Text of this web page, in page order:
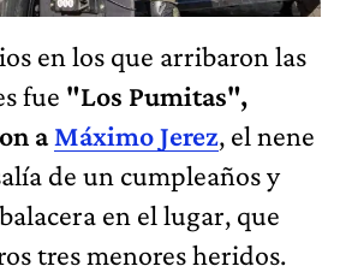
en los que arribaron las
fue "Los Pumitas",
aMáximo Jerez, el nene
de un cumpleaños y
en el lugar, que
tres menores heridos.